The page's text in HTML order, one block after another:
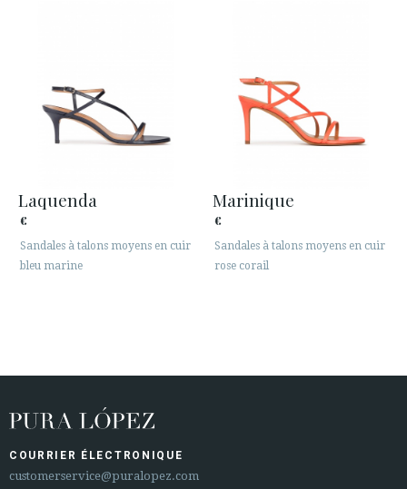
Laquenda
€
Sandales à talons moyens en cuir
bleu marine
Marinique
€
Sandales à talons moyens en cuir
rose corail
COURRIER ÉLECTRONIQUE
customerservice@puralopez.com